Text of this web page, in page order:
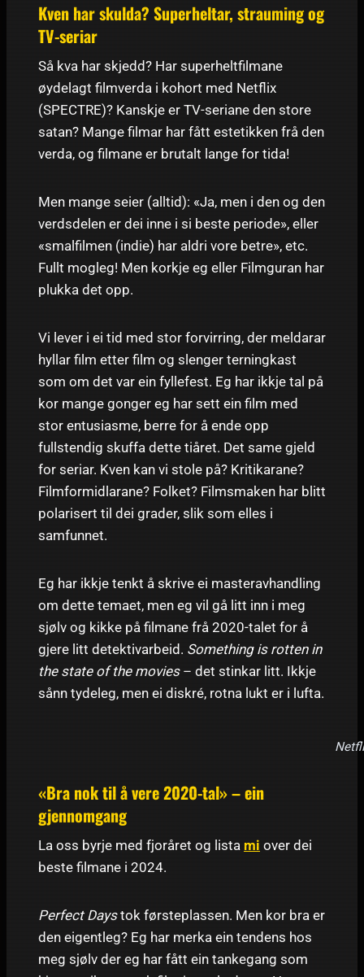
Kven har skulda? Superheltar, strauming og
TV-seriar
Så kva har skjedd? Har superheltfilmane
øydelagt filmverda i kohort med Netflix
(SPECTRE)? Kanskje er TV-seriane den store
satan? Mange filmar har fått estetikken frå den
verda, og filmane er brutalt lange for tida!
Men mange seier (alltid): «Ja, men i den og den
verdsdelen er dei inne i si beste periode», eller
«smalfilmen (indie) har aldri vore betre», etc.
Fullt mogleg! Men korkje eg eller Filmguran har
plukka det opp.
Vi lever i ei tid med stor forvirring, der meldarar
hyllar film etter film og slenger terningkast
som om det var ein fyllefest. Eg har ikkje tal på
kor mange gonger eg har sett ein film med
stor entusiasme, berre for å ende opp
fullstendig skuffa dette tiåret. Det same gjeld
for seriar. Kven kan vi stole på? Kritikarane?
Filmformidlarane? Folket? Filmsmaken har blitt
polarisert til dei grader, slik som elles i
samfunnet.
Eg har ikkje tenkt å skrive ei masteravhandling
om dette temaet, men eg vil gå litt inn i meg
sjølv og kikke på filmane frå 2020-talet for å
gjere litt detektivarbeid. Something is rotten in
the state of the movies– det stinkar litt. Ikkje
sånn tydeleg, men ei diskré, rotna lukt er i lufta.
«Bra nok til å vere 2020-tal» – ein
gjennomgang
La oss byrje med fjoråret og lista mi over dei
beste filmane i 2024.
Perfect Daystok førsteplassen. Men kor bra er
den eigentleg? Eg har merka ein tendens hos
meg sjølv der eg har fått ein tankegang som